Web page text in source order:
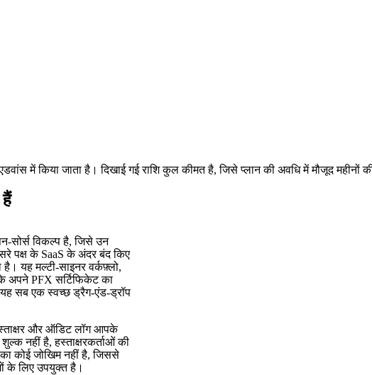
में किया जाता है। दिखाई गई राशि कुल कीमत है, जिसे प्लान की अवधि में मौजूद महीनों
सोर्स विकल्प है, जिसे उन
पक्ष के SaaS के अंदर बंद किए
यह मल्टी-साइनर वर्कफ़्लो,
अपने PFX सर्टिफिकेट का
सब एक स्वच्छ ड्रैग-एंड-ड्रॉप
और ऑडिट लॉग आपके
नहीं है, हस्ताक्षरकर्ताओं की
कोई जोखिम नहीं है, जिससे
के लिए उपयुक्त है।